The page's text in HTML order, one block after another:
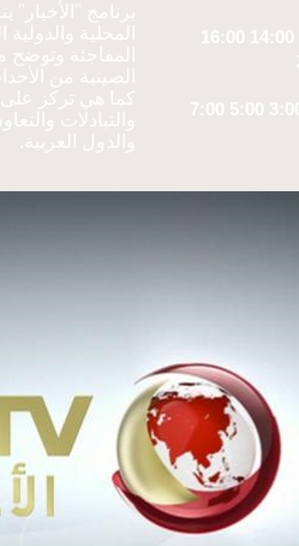
بتوقيت بكين 12:00 14:00 16:00
بتوقيت بكين 1:00 3:00 5:00 7:00
برنامج "الأخبار"
المحلية
المفاجئة
الصينية من
كما هي تركز على
والتبادلات
والدول العربية.